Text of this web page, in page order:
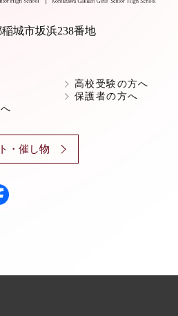
稲城市坂浜238番地
高校受験の方へ
保護者の方へ
・催し物